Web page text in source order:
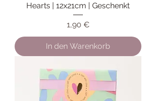
Hearts | 12x21cm | Geschenkt
Preis
1,90 €
In den Warenkorb